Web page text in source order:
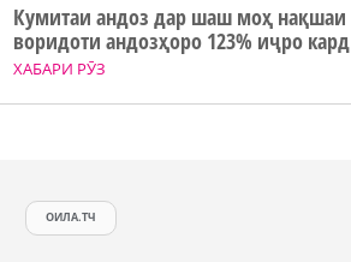
ХАБАРИ РӮЗ
Кумитаи андоз дар шаш моҳ нақшаи
воридоти андозҳоро 123% иҷро кард
ОИЛА.ТЧ